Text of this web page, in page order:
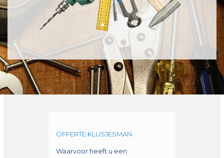
OFFERTE KLUSJESMAN
Waarvoor heeft u een